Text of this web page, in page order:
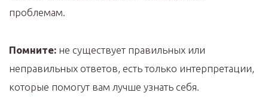
проблемам.
Помните: не существует правильных или
неправильных ответов, есть только интерпретации,
которые помогут вам лучше узнать себя.